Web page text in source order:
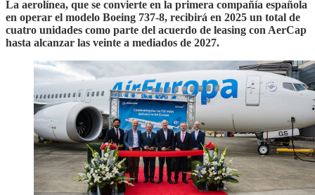
La aerolínea, que se convierte en la primera compañía española
en operar el modelo Boeing 737-8, recibirá en 2025 un total de
cuatro unidades como parte del acuerdo de leasing con AerCap
hasta alcanzar las veinte a mediados de 2027.